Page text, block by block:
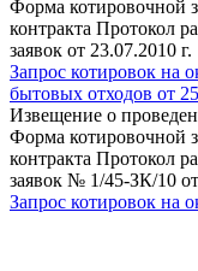
Форма котировочной
контракта Протокол
заявок от 23.07.2010 г.
Запрос котировок на
бытовых отходов от
Извещение о
Форма котировочной
контракта Протокол
заявок № 1/45-ЗК/10
Запрос котировок на